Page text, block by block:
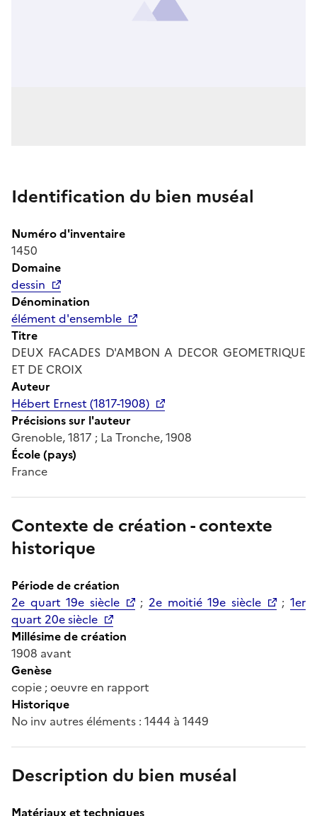
Identification du bien muséal
Numéro d'inventaire
1450
Domaine
dessin
Dénomination
élément d'ensemble
Titre
DEUX FACADES D'AMBON A DECOR GEOMETRIQUE
ET DE CROIX
Auteur
Hébert Ernest (1817-1908)
Précisions sur l'auteur
Grenoble, 1817 ; La Tronche, 1908
École (pays)
France
Contexte de création - contexte
historique
Période de création
2e quart 19e siècle
; 2e moitié 19e siècle ;1er
quart 20e siècle
Millésime de création
1908 avant
Genèse
copie ; oeuvre en rapport
Historique
No inv autres éléments : 1444 à 1449
Description du bien muséal
Matériaux et techniques